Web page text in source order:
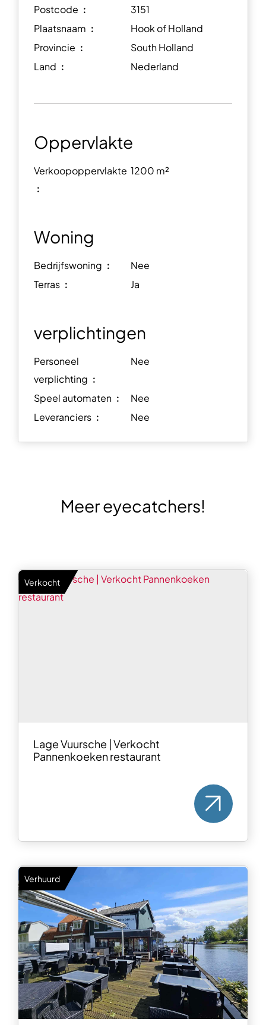
Postcode ︰
3151
Plaatsnaam ︰
Hook of Holland
Provincie ︰
South Holland
Land ︰
Nederland
Oppervlakte
Verkoopoppervlakte
︰
1200 m²
Woning
Bedrijfswoning ︰
Nee
Terras ︰
Ja
verplichtingen
Personeel
verplichting ︰
Nee
Speel automaten ︰
Nee
Leveranciers ︰
Nee
Meer eyecatchers!
Verkocht
Lage Vuursche | Verkocht
Pannenkoeken restaurant
Verhuurd